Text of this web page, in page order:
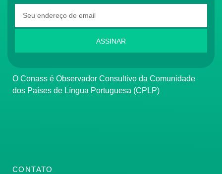
ASSINAR
O Conass é Observador Consultivo da Comunidade
dos Países de Língua Portuguesa (CPLP)
CONTATO